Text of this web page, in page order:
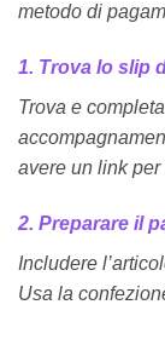
metodo di
1. Trova lo slip
Trova e
avere un link
2. Preparare il
Includere
Usa la